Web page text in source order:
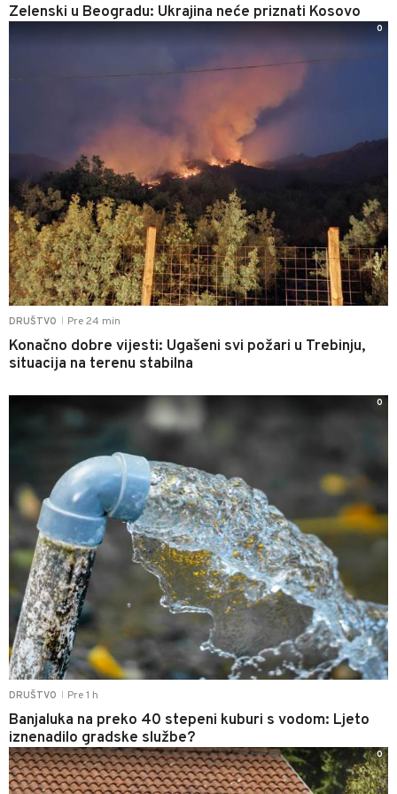
Zelenski u Beogradu: Ukrajina neće priznati Kosovo
DRUŠTVO Pre 24 min
Konačno dobre vijesti: Ugašeni svi požari u Trebinju,
situacija na terenu stabilna
0
DRUŠTVO Pre 1 h
Banjaluka na preko 40 stepeni kuburi s vodom: Ljeto
iznenadilo gradske službe?
0
0